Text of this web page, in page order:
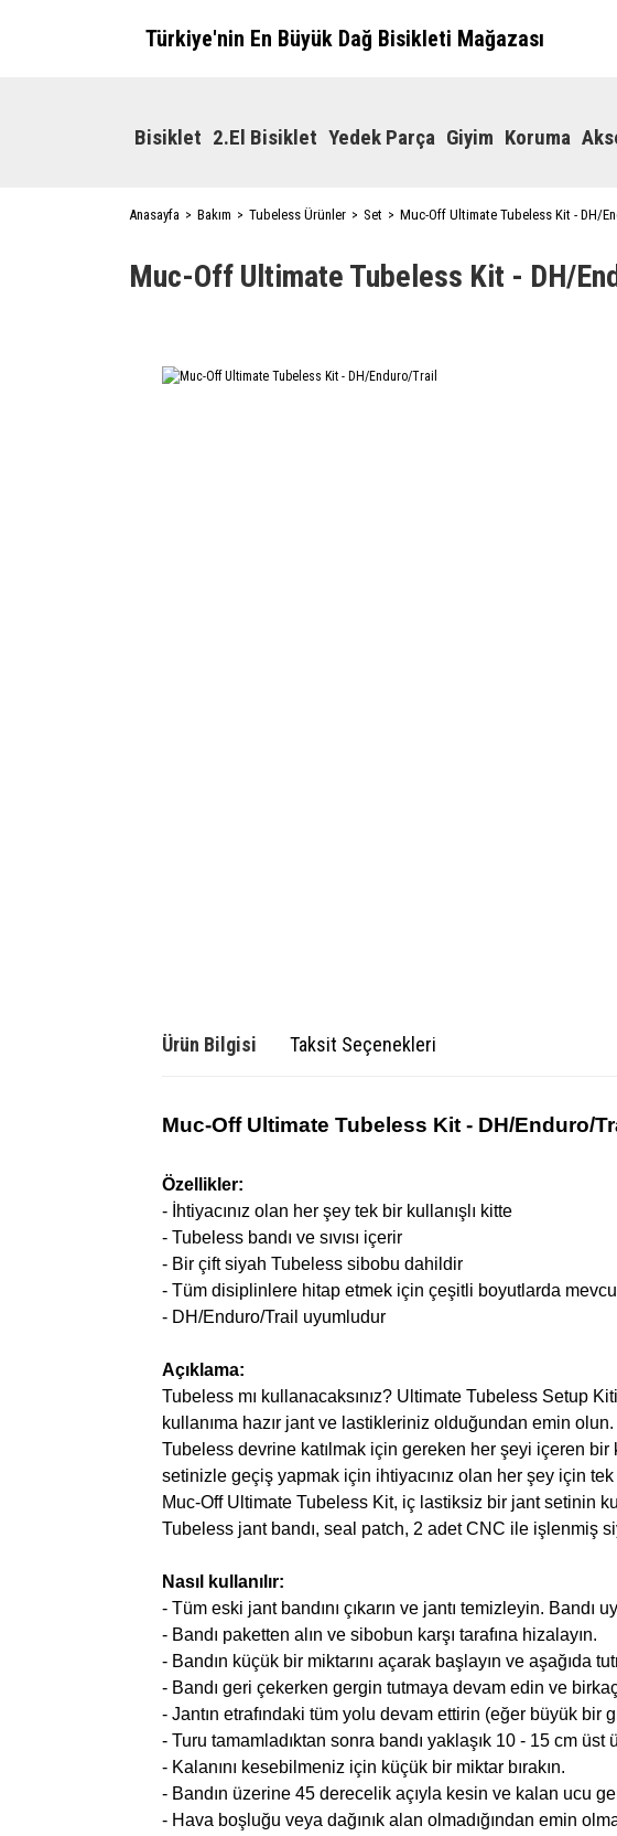
Türkiye'nin En Büyük Dağ Bisikleti Mağazası
Bisiklet 2.El Bisiklet Yedek Parça Giyim Koruma
Anasayfa Bakım Tubeless Ürünler Set Muc-Off Ultimate Tubeless Kit - DH/
Muc-Off Ultimate Tubeless Kit - DH/
Ürün Bilgisi Taksit Seçenekleri
Muc-Off Ultimate Tubeless Kit - DH/Enduro/
Özellikler:
- İhtiyacınız olan her şey tek bir kullanışlı kitte
- Tubeless bandı ve sıvısı içerir
- Bir çift siyah Tubeless sibobu dahildir
- Tüm disiplinlere hitap etmek için çeşitli boyutlarda
- DH/Enduro/Trail uyumludur
Açıklama:
Tubeless mı kullanacaksınız? Ultimate Tubeless Setup
kullanıma hazır jant ve lastikleriniz olduğundan emin
Tubeless devrine katılmak için gereken her şeyi içeren
setinizle geçiş yapmak için ihtiyacınız olan her şey için tek
Muc-Off Ultimate Tubeless Kit, iç lastiksiz bir jant setinin
Tubeless jant bandı, seal patch, 2 adet CNC ile işlenmiş
Nasıl kullanılır:
- Tüm eski jant bandını çıkarın ve jantı temizleyin.
- Bandı paketten alın ve sibobun karşı tarafına hizalayın.
- Bandın küçük bir miktarını açarak başlayın ve aşağıda
- Bandı geri çekerken gergin tutmaya devam edin ve
- Jantın etrafındaki tüm yolu devam ettirin (eğer büyük
- Turu tamamladıktan sonra bandı yaklaşık 10 - 15 cm üst
- Kalanını kesebilmeniz için küçük bir miktar bırakın.
- Bandın üzerine 45 derecelik açıyla kesin ve kalan ucu
- Hava boşluğu veya dağınık alan olmadığından emin